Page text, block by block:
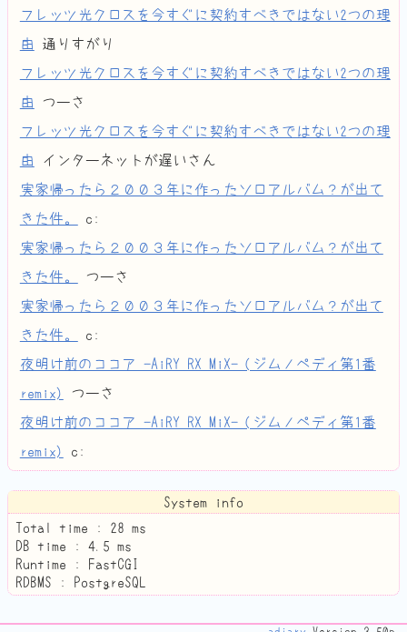
フレッツ光クロスを今すぐに契約すべきではない2つの理
由
通りすがり
フレッツ光クロスを今すぐに契約すべきではない2つの理
由
つーさ
フレッツ光クロスを今すぐに契約すべきではない2つの理
由
インターネットが遅いさん
実家帰ったら２００３年に作ったソロアルバム？が出て
きた件。
c:
実家帰ったら２００３年に作ったソロアルバム？が出て
きた件。
つーさ
実家帰ったら２００３年に作ったソロアルバム？が出て
きた件。
c:
夜明け前のココア -AiRY RX MiX- (ジムノペディ第1番
remix)
つーさ
夜明け前のココア -AiRY RX MiX- (ジムノペディ第1番
remix)
c:
System info
Total time : 28 ms
DB time : 4.5 ms
Runtime : FastCGI
RDBMS : PostgreSQL